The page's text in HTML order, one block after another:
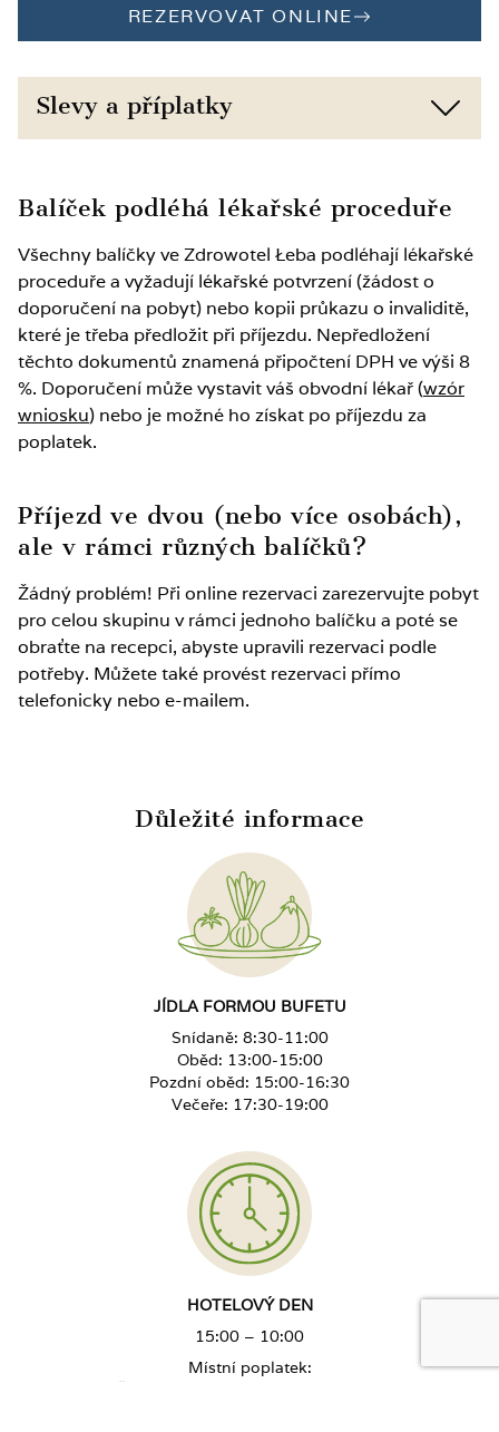
Umělecké a sportovní aktivity (v sezóně A a
B)
Setkání s místními umělci a živá vystoupení
(v sezóně A a B)
Animace pro děti (v sezóně A a B)
Možnost účasti na fakultativních výletech (v
sezóně A a B)
2 dětská hřiště a 2 pingpongové stoly
Bohatá nabídka atrakcí v okolí Łeby
REZERVOVAT ONLINE
Slevy a příplatky
Na přistýlce od 12 let: –30 %
Na přistýlce do 11 let: –50 %
Na přistýlce do 3 let bez služeb: ZDARMA
Neobsazené místo v pokoji: 40 %
Balíček podléhá lékařské proceduře
Všechny balíčky ve Zdrowotel Łeba podléhají lékařské
proceduře a vyžadují lékařské potvrzení (žádost o
doporučení na pobyt) nebo kopii průkazu o invaliditě,
které je třeba předložit při příjezdu. Nepředložení
těchto dokumentů znamená připočtení DPH ve výši 8
%. Doporučení může vystavit váš obvodní lékař (wzór
wniosku) nebo je možné ho získat po příjezdu za
poplatek.
Příjezd ve dvou (nebo více osobách),
ale v rámci různých balíčků?
Žádný problém! Při online rezervaci zarezervujte pobyt
pro celou skupinu v rámci jednoho balíčku a poté se
obraťte na recepci, abyste upravili rezervaci podle
potřeby. Můžete také provést rezervaci přímo
telefonicky nebo e-mailem.
Důležité informace
JÍDLA FORMOU BUFETU
Snídaně: 8:30-11:00
Oběd: 13:00-15:00
Pozdní oběd: 15:00-16:30
Večeře: 17:30-19:00
HOTELOVÝ DEN
15:00 – 10:00
Místní poplatek: